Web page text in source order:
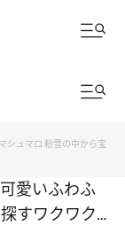
シュマロ 粉雪の中から宝